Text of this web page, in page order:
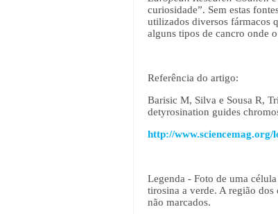
curiosidade”. Sem estas
utilizados diversos fármacos
alguns tipos de cancro onde
Referência do artigo:
Barisic M, Silva e Sousa R,
detyrosination guides
http://www.sciencemag.org/
Legenda - Foto de uma
tirosina a verde. A região dos
não marcados.